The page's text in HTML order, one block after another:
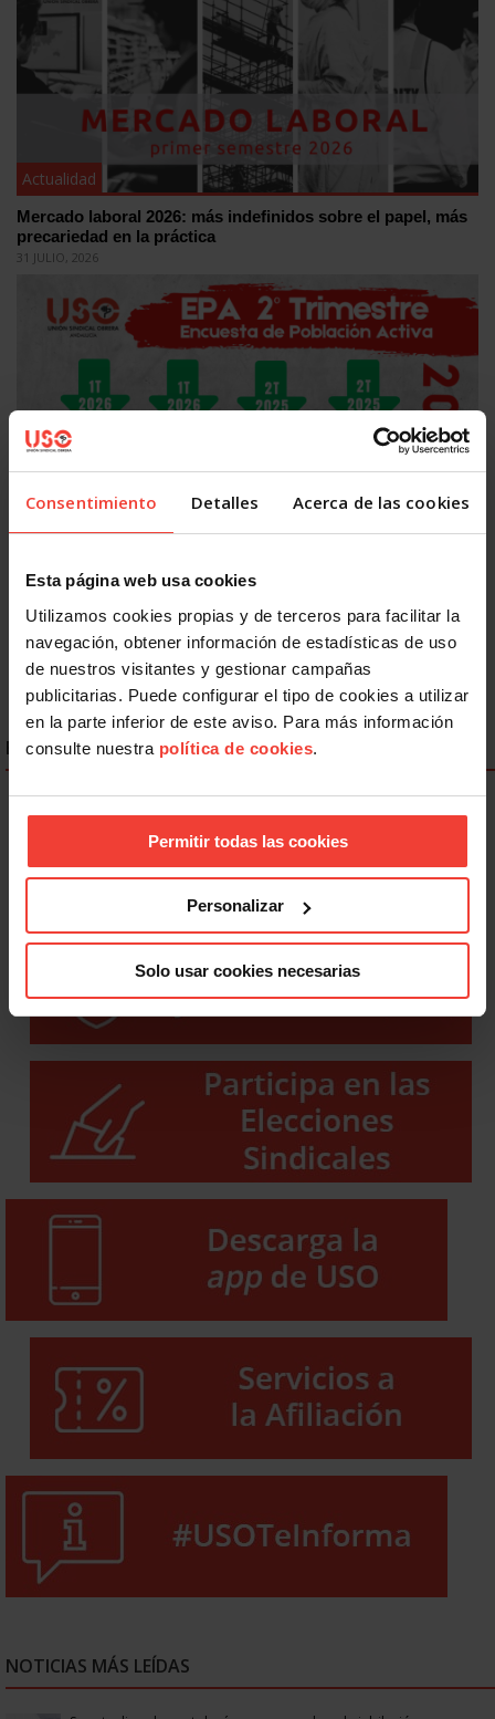
Consentimiento Detalles Acerca de las cookies
Esta página web usa cookies
Utilizamos cookies propias y de terceros para facilitar la
navegación, obtener información de estadísticas de uso
de nuestros visitantes y gestionar campañas
publicitarias. Puede configurar el tipo de cookies a utilizar
en la parte inferior de este aviso. Para más información
consulte nuestra política de cookies.
Permitir todas las cookies
Personalizar
Solo usar cookies necesarias
Actualidad
Mercado laboral 2026: más indefinidos sobre el papel, más
precariedad en la práctica
31 JULIO, 2026
Actualidad
El empleo crece en España, pero USO alerta: 2,5 millones
28 JULIO, 2026
ENLACES DESTACADOS
NOTICIAS MÁS LEÍDAS